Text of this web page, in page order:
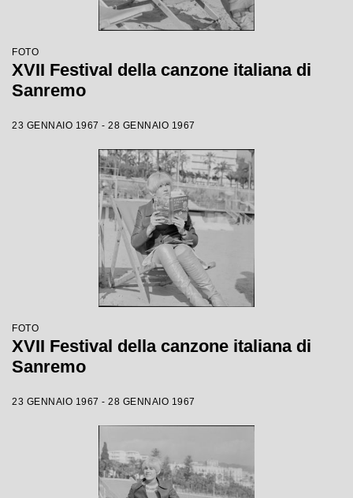
FOTO
XVII Festival della canzone italiana di
Sanremo
23 GENNAIO 1967 - 28 GENNAIO 1967
FOTO
XVII Festival della canzone italiana di
Sanremo
23 GENNAIO 1967 - 28 GENNAIO 1967